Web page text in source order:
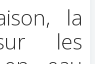
la
les